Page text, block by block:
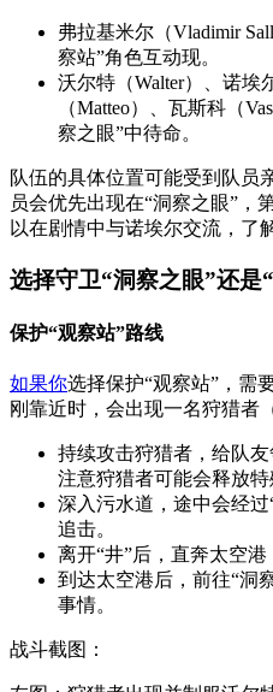
弗拉基米尔（Vladimir
察站”角色互动现。
沃尔特（Walter）、诺埃
（Matteo）、瓦斯科（
察之眼”中待命。
队伍的具体位置可能受到队员
员会优先出现在“洞察之眼”，
以在剧情中与诺埃尔交流，了
选择守卫“洞察之眼”还是
保护“观察站”路线
如果你选择保护“观察站”，需
刚靠近时，会出现一名狩猎者
持续攻击狩猎者，给队友
注意狩猎者可能会释放特
深入污水道，途中会经
追击。
离开“井”后，直奔太空港
到达太空港后，前往“洞
事情。
战斗截图：